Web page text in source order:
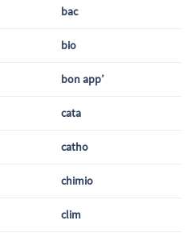
bac
bio
bon app’
cata
catho
chimio
clim